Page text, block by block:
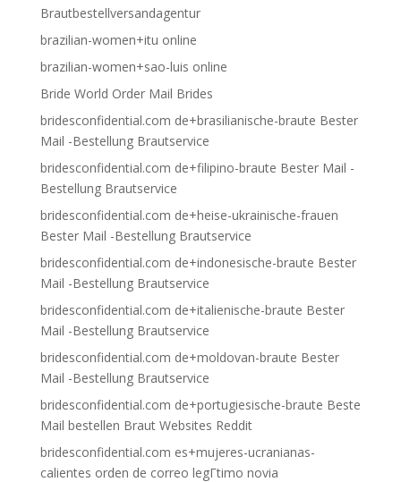
Brautbestellversandagentur
brazilian-women+itu online
brazilian-women+sao-luis online
Bride World Order Mail Brides
bridesconfidential.com de+brasilianische-braute Bester
Mail -Bestellung Brautservice
bridesconfidential.com de+filipino-braute Bester Mail -
Bestellung Brautservice
bridesconfidential.com de+heise-ukrainische-frauen
Bester Mail -Bestellung Brautservice
bridesconfidential.com de+indonesische-braute Bester
Mail -Bestellung Brautservice
bridesconfidential.com de+italienische-braute Bester
Mail -Bestellung Brautservice
bridesconfidential.com de+moldovan-braute Bester
Mail -Bestellung Brautservice
bridesconfidential.com de+portugiesische-braute Beste
Mail bestellen Braut Websites Reddit
bridesconfidential.com es+mujeres-ucranianas-
calientes orden de correo legГ­timo novia